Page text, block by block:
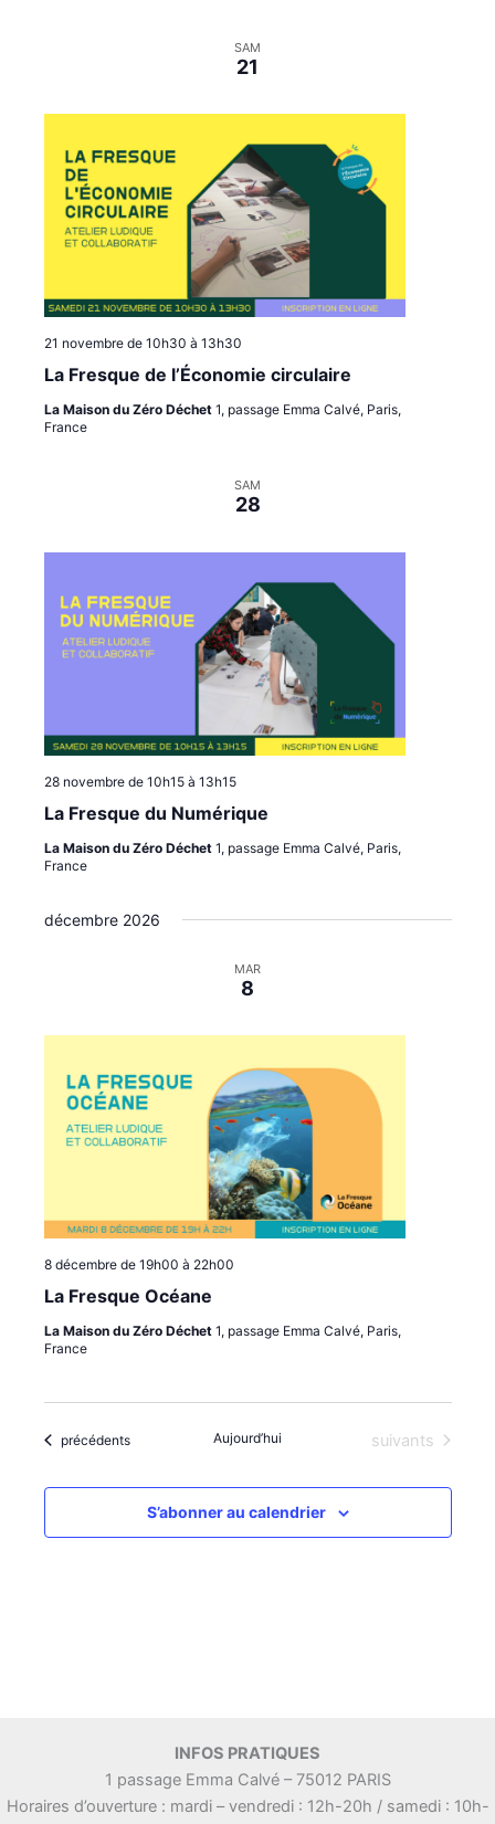
SAM
21
La Fresque de l’Économie circulaire
21 novembre de 10h30 à 13h30
La Maison du Zéro Déchet 1, passage Emma Calvé, Paris,
France
SAM
28
La Fresque du Numérique
28 novembre de 10h15à 13h15
La Maison du Zéro Déchet 1, passage Emma Calvé, Paris,
France
décembre 2026
MAR
8
La Fresque Océane
8 décembre de 19h00 à 22h00
La Maison du Zéro Déchet 1, passage Emma Calvé, Paris,
France
Évènements
précédents Aujourd’hui Évènements
suivants
S’abonner au calendrier
INFOS PRATIQUES
1 passage Emma Calvé – 75012 PARIS
Horaires d’ouverture : mardi – vendredi : 12h-20h / samedi : 10h-